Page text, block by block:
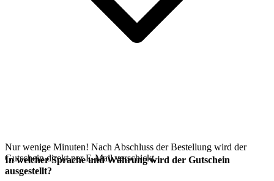
Nur wenige Minuten! Nach Abschluss der Bestellung wird der
Gutschein direkt per E-Mail verschickt.
In welcher Sprache und Währung wird der Gutschein
ausgestellt?